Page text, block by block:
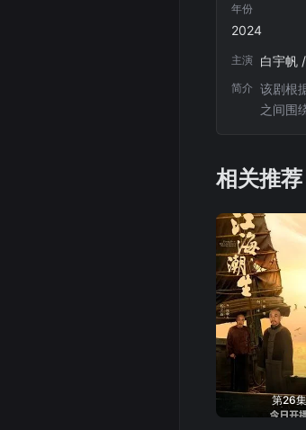
年份
2024
主演
简介 该剧根
之间围
相关推荐
第26集